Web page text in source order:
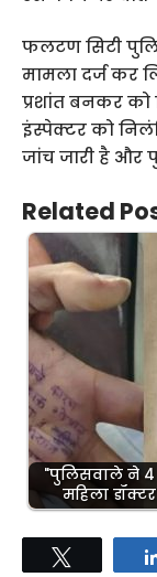
फलटण सिटी
मामला दर्ज कर
प्रशांत बनकर को
इंस्पेक्टर को
जांच जारी है और
Related
"पुलिसवाले ने 4
महिला